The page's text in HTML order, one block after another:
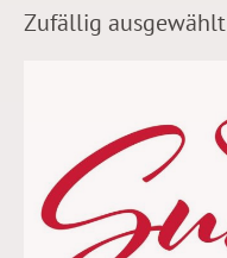
Zufällig ausgewählt